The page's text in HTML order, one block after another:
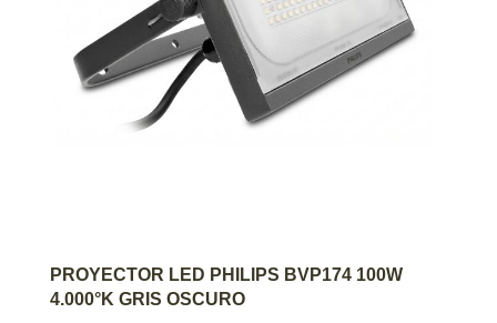
AGREGAR AL CARRITO
PROYECTOR LED PHILIPS BVP174 100W
4.000°K GRIS OSCURO